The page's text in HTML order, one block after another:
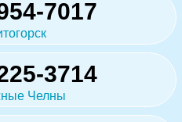
7017
3714
Челны